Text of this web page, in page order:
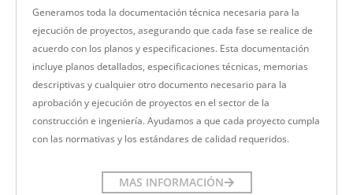
Generamos toda la documentación técnica necesaria para la
ejecución de proyectos, asegurando que cada fase se realice de
acuerdo con los planos y especificaciones. Esta documentación
incluye planos detallados, especificaciones técnicas, memorias
descriptivas y cualquier otro documento necesario para la
aprobación y ejecución de proyectos en el sector de la
construcción e ingeniería. Ayudamos a que cada proyecto cumpla
con las normativas y los estándares de calidad requeridos.
MAS INFORMACIÓN